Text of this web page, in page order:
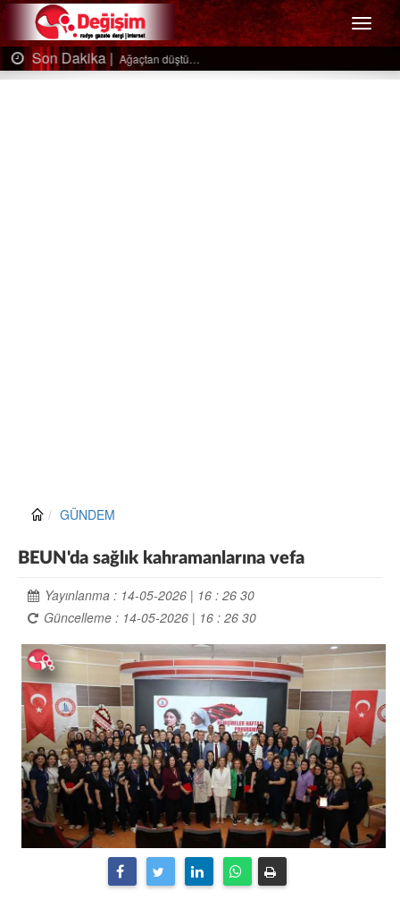
Menü
Son Dakika | Ağaçtan düştü…
GÜNDEM
BEUN'da sağlık kahramanlarına vefa
Yayınlanma : 14-05-2026 | 16 : 26 30
Güncelleme : 14-05-2026 | 16 : 26 30